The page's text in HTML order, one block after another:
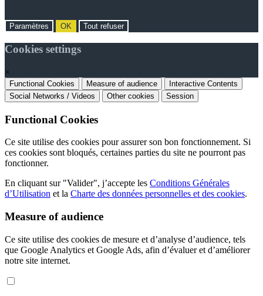
Paramètres OK Tout refuser
Cookies settings
×
Functional Cookies Measure of audience
Interactive Contents
Social Networks / Videos
Other cookies Session
Functional Cookies
Ce site utilise des cookies pour assurer son bon fonctionnement. Si
ces cookies sont bloqués, certaines parties du site ne pourront pas
fonctionner.
En cliquant sur "Valider", j’accepte les Conditions Générales
d’Utilisation et la Charte des données personnelles et des cookies.
Measure of audience
Ce site utilise des cookies de mesure et d’analyse d’audience, tels
que Google Analytics et Google Ads, afin d’évaluer et d’améliorer
notre site internet.